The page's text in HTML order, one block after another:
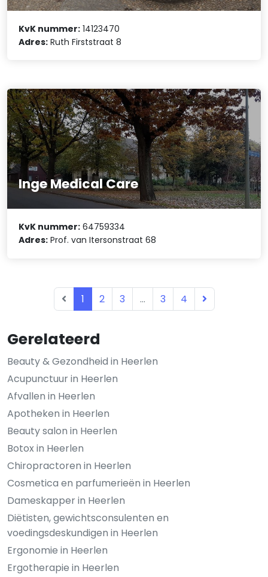
Gerelateerd
Beauty & Gezondheid in Heerlen
Acupunctuur in Heerlen
Afvallen in Heerlen
Apotheken in Heerlen
Beauty salon in Heerlen
Botox in Heerlen
Chiropractoren in Heerlen
Cosmetica en parfumerieën in Heerlen
Dameskapper in Heerlen
Diëtisten, gewichtsconsulenten en
voedingsdeskundigen in Heerlen
Ergonomie in Heerlen
Ergotherapie in Heerlen
KvK nummer: 14123470
Adres: Ruth Firststraat 8
Inge Medical Care
KvK nummer: 64759334
Adres: Prof. van Itersonstraat 68
1 2 3 ... 3 4